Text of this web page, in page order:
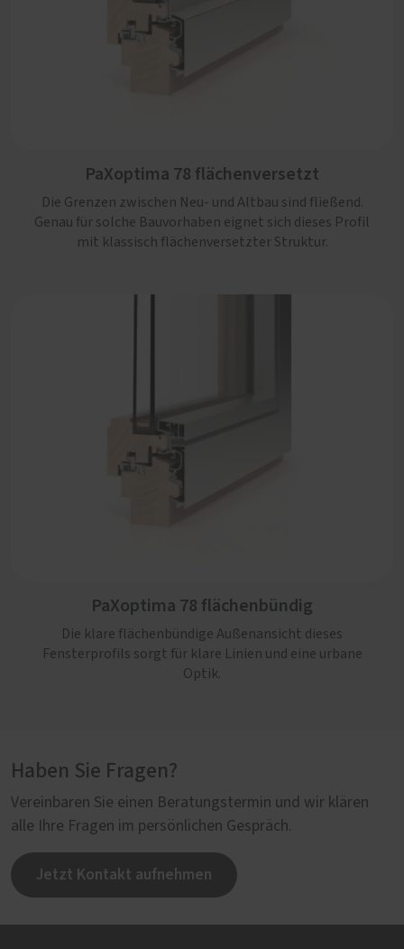
PaXoptima 78 flächenversetzt
Die Grenzen zwischen Neu- und Altbau sind fließend.
Genau für solche Bauvorhaben eignet sich dieses Profil
mit klassisch flächenversetzter Struktur.
PaXoptima 78 flächenbündig
Die klare flächenbündige Außenansicht dieses
Fensterprofils sorgt für klare Linien und eine urbane
Optik.
Eine besonders gute Wärmedämmung erzielt dieses
Profil aufgrund der massiven Profilstärke. Damit ist es
ideal geeignet für Neubauten mit klassischen Akzenten.
Funktionale und optische Modernität bringt dieses
flächenbündige Holz-Aluminium-Profil mit sich und
eignet sich so bestens für den Neubau.
Haben Sie Fragen?
Vereinbaren Sie einen Beratungstermin und wir klären
alle Ihre Fragen im persönlichen Gespräch.
Jetzt Kontakt aufnehmen